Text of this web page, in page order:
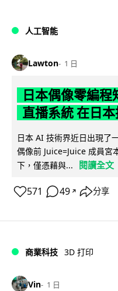
人工智能
Lawton 1 日
日本偶像零編程
直播系統 在日
日本 AI 技術界近日出現了
偶像前 Juice=Juice 成員宮
下，僅憑藉與...
閱讀全文
571 49 ↗ 分享
商業科技 3D 打印
Vin 1 日